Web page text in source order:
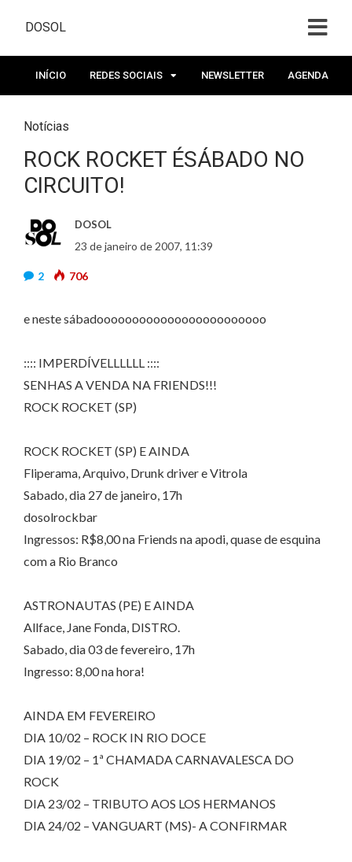
DOSOL
INÍCIO REDES SOCIAIS NEWSLETTER AGENDA
Notícias
ROCK ROCKET ÉSÁBADO NO
CIRCUITO!
DOSOL
23 de janeiro de 2007, 11:39
2 706
e neste sábadoooooooooooooooooooooooo
:::: IMPERDÍVELLLLLL ::::
SENHAS A VENDA NA FRIENDS!!!
ROCK ROCKET (SP)
ROCK ROCKET (SP) E AINDA
Fliperama, Arquivo, Drunk driver e Vitrola
Sabado, dia 27 de janeiro, 17h
dosolrockbar
Ingressos: R$8,00 na Friends na apodi, quase de esquina
com a Rio Branco
ASTRONAUTAS (PE) E AINDA
Allface, Jane Fonda, DISTRO.
Sabado, dia 03 de fevereiro, 17h
Ingresso: 8,00 na hora!
AINDA EM FEVEREIRO
DIA 10/02 – ROCK IN RIO DOCE
DIA 19/02 – 1ª CHAMADA CARNAVALESCA DO
ROCK
DIA 23/02 – TRIBUTO AOS LOS HERMANOS
DIA 24/02 – VANGUART (MS)- A CONFIRMAR